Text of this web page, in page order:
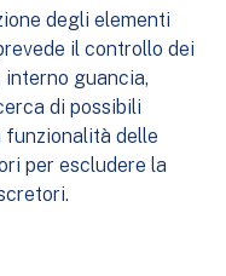
degli elementi
il controllo dei
interno guancia,
di possibili
funzionalità delle
per escludere la